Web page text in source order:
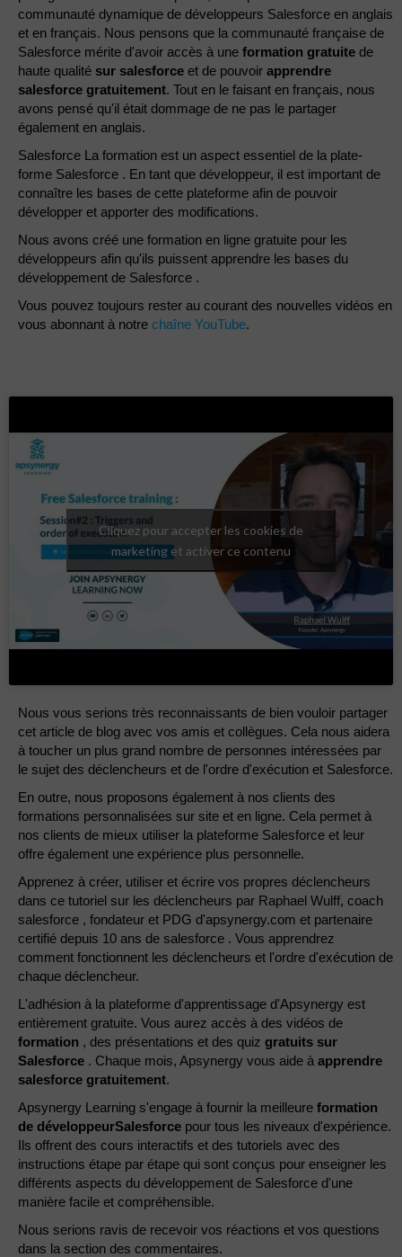
communauté dynamique de développeurs Salesforce en anglais
et en français. Nous pensons que la communauté française de
Salesforce mérite d'avoir accès à une formation gratuite de
haute qualité sur salesforce et de pouvoir apprendre
salesforce gratuitement. Tout en le faisant en français, nous
avons pensé qu'il était dommage de ne pas le partager
également en anglais.
Salesforce La formation est un aspect essentiel de la plate-
forme Salesforce . En tant que développeur, il est important de
connaître les bases de cette plateforme afin de pouvoir
développer et apporter des modifications.
Nous avons créé une formation en ligne gratuite pour les
développeurs afin qu'ils puissent apprendre les bases du
développement de Salesforce .
Vous pouvez toujours rester au courant des nouvelles vidéos en
vous abonnant à notre chaîne YouTube.
Cliquez pour accepter les cookies de
marketing et activer ce contenu
Nous vous serions très reconnaissants de bien vouloir partager
cet article de blog avec vos amis et collègues. Cela nous aidera
à toucher un plus grand nombre de personnes intéressées par
le sujet des déclencheurs et de l'ordre d'exécution et Salesforce.
En outre, nous proposons également à nos clients des
formations personnalisées sur site et en ligne. Cela permet à
nos clients de mieux utiliser la plateforme Salesforce et leur
offre également une expérience plus personnelle.
Apprenez à créer, utiliser et écrire vos propres déclencheurs
dans ce tutoriel sur les déclencheurs par Raphael Wulff, coach
salesforce , fondateur et PDG d'apsynergy.com et partenaire
certifié depuis 10 ans de salesforce . Vous apprendrez
comment fonctionnent les déclencheurs et l'ordre d'exécution de
chaque déclencheur.
L'adhésion à la plateforme d'apprentissage d'Apsynergy est
entièrement gratuite. Vous aurez accès à des vidéos de
formation , des présentations et des quiz gratuits sur
Salesforce . Chaque mois, Apsynergy vous aide à apprendre
salesforce gratuitement.
Apsynergy Learning s'engage à fournir la meilleure formation
de développeurSalesforce pour tous les niveaux d'expérience.
Ils offrent des cours interactifs et des tutoriels avec des
instructions étape par étape qui sont conçus pour enseigner les
différents aspects du développement de Salesforce d'une
manière facile et compréhensible.
Nous serions ravis de recevoir vos réactions et vos questions
dans la section des commentaires.